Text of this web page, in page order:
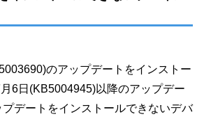
のアップデートをインストー
6日(KB5004945)以降のアップデー
プデートをインストールできないデバ